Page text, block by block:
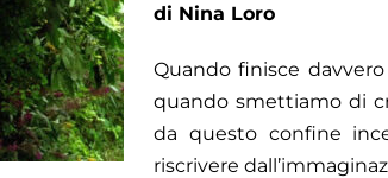
di Nina Loro
Quando finisce
quando smettiamo di
da questo confine
riscrivere